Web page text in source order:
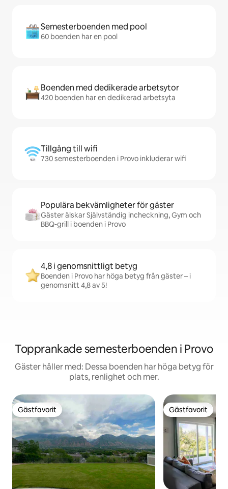
Semesterboenden med pool
60 boenden har en pool
Boenden med dedikerade arbetsytor
420 boenden har en dedikerad arbetsyta
Tillgång till wifi
730 semesterboenden i Provo inkluderar wifi
Populära bekvämligheter för gäster
Gäster älskar Självständig incheckning, Gym och
BBQ-grill i boenden i Provo
4,8 i genomsnittligt betyg
Boenden i Provo har höga betyg från gäster – i
genomsnitt 4,8 av 5!
Topprankade semesterboenden i Provo
Gäster håller med: Dessa boenden har höga betyg för
plats, renlighet och mer.
Gästfavorit
Gästfavorit Gästfavorit
Gästfavorit